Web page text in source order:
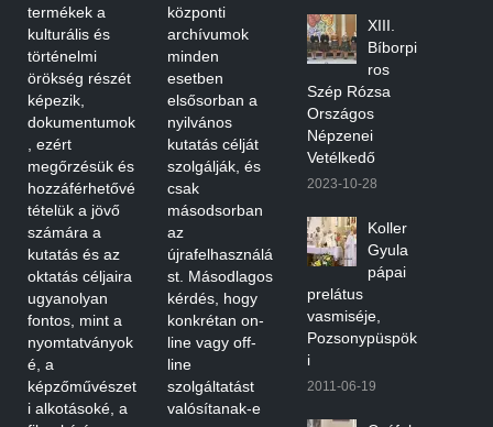
termékek a
kulturális és
történelmi
örökség részét
képezik,
dokumentumok
, ezért
megőrzésük és
hozzáférhetővé
tételük a jövő
számára a
kutatás és az
oktatás céljaira
ugyanolyan
fontos, mint a
nyomtatványok
é, a
képzőművészet
i alkotásoké, a
központi
archívumok
minden
esetben
elsősorban a
nyilvános
kutatás célját
szolgálják, és
csak
másodsorban
az
újrafelhasználá
st. Másodlagos
kérdés, hogy
konkrétan on-
line vagy off-
line
szolgáltatást
valósítanak-e
XIII.
Bíborpi
ros
Szép Rózsa
Országos
Népzenei
Vetélkedő
2023-10-28
Koller
Gyula
pápai
prelátus
vasmiséje,
Pozsonypüspök
i
2011-06-19